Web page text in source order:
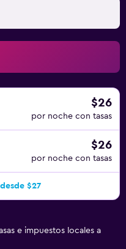
$26
por noche con tasas
$26
por noche con tasas
$27
e impuestos locales a